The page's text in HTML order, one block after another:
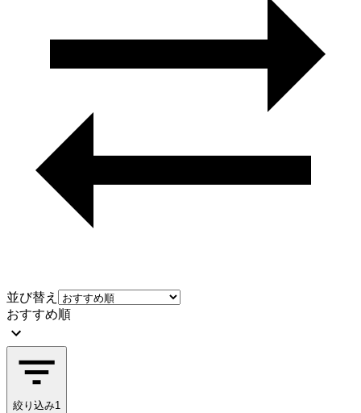
並び替え
おすすめ順
絞り込み1